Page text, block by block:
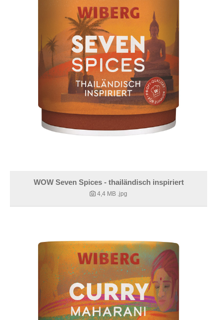
WOW Seven Spices - thailändisch inspiriert
4,4 MB .jpg